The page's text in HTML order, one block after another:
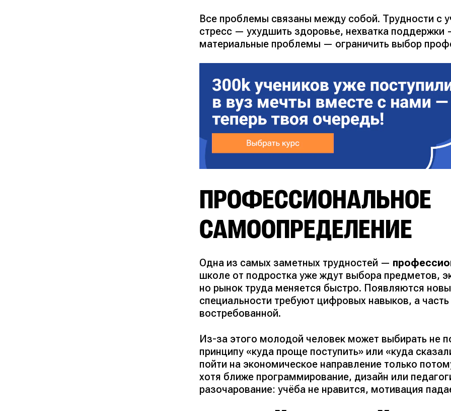
Все проблемы связаны между собой. Трудности с
стресс — ухудшить здоровье, нехватка
материальные проблемы — ограничить выбор
ПРОФЕССИОНАЛЬНОЕ
САМООПРЕДЕЛЕНИЕ
Одна из самых заметных трудностей —
школе от подростка уже ждут выбора предметов,
но рынок труда меняется быстро. Появляются
специальности требуют цифровых навыков, а
востребованной.
Из-за этого молодой человек может выбирать не
принципу «куда проще поступить» или «куда
пойти на экономическое направление только
хотя ближе программирование, дизайн или
разочарование: учёба не нравится, мотивация